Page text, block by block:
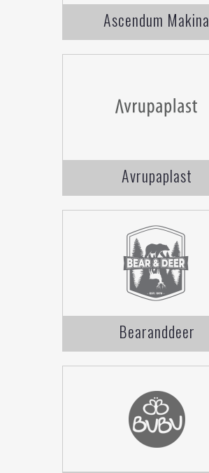
Ascendum Makina
Avrupaplast
Bearanddeer